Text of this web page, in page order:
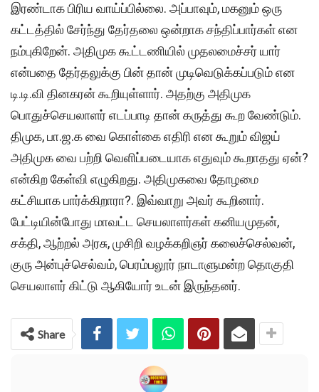
இரண்டாக பிரிய வாய்ப்பில்லை. அப்பாவும், மகனும் ஒரு
கட்டத்தில் சேர்ந்து தேர்தலை ஒன்றாக சந்திப்பார்கள் என
நம்புகிறேன். அதிமுக கூட்டணியில் முதலமைச்சர் யார்
என்பதை தேர்தலுக்கு பின் தான் முடிவெடுக்கப்படும் என
டி.டி.வி தினகரன் கூறியுள்ளார். அதற்கு அதிமுக
பொதுச்செயலாளர் எடப்பாடி தான் கருத்து கூற வேண்டும்.
திமுக, பா.ஜ.க வை கொள்கை எதிரி என கூறும் விஜய்
அதிமுக வை பற்றி வெளிப்படையாக எதுவும் கூறாதது ஏன்?
என்கிற கேள்வி எழுகிறது. அதிமுகவை தோழமை
கட்சியாக பார்க்கிறாரா?. இவ்வாறு அவர் கூறினார்.
பேட்டியின்போது மாவட்ட செயலாளர்கள் கனியமுதன்,
சக்தி, ஆற்றல் அரசு, முசிறி வழக்கறிஞர் கலைச்செல்வன்,
குரு அன்புச்செல்வம், பெரம்பலூர் நாடாளுமன்ற தொகுதி
செயலாளர் கிட்டு ஆகியோர் உடன் இருந்தனர்.
Share